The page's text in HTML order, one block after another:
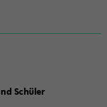
Schüler